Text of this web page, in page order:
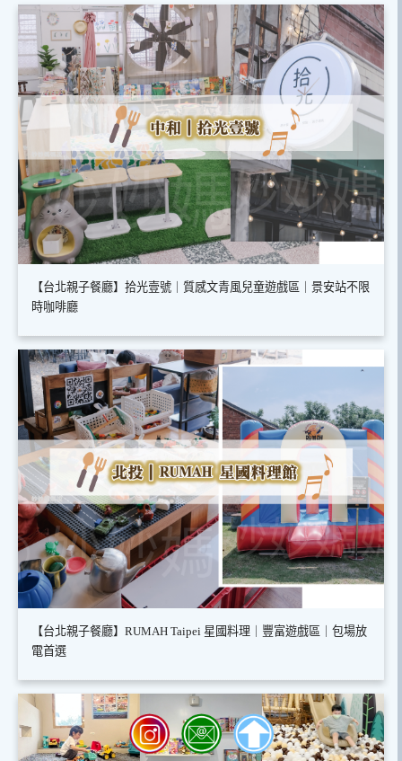
【台北親子餐廳】拾光壹號｜質感文青風兒童遊戲區｜景安站不限
時咖啡廳
【台北親子餐廳】RUMAH Taipei 星國料理｜豐富遊戲區｜包場放
電首選